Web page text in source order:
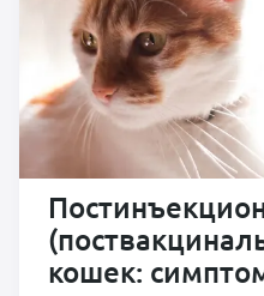
кошек: